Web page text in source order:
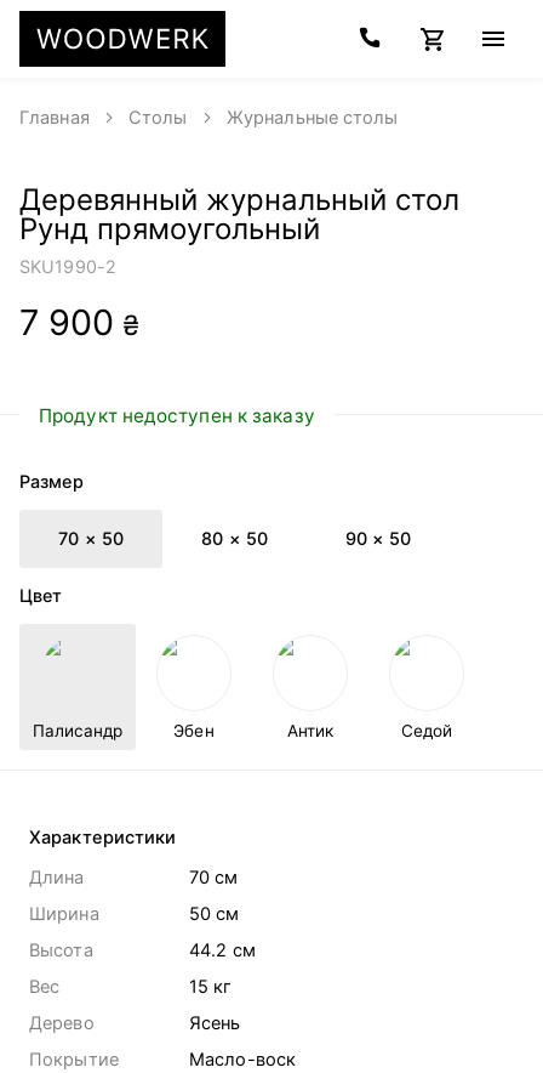
Главная Столы Журнальные столы
Деревянный журнальный стол
Рунд прямоугольный
SKU1990-2
7 900 ₴
Продукт недоступен к заказу
Размер
70 × 50 80 × 50 90 × 50
Цвет
Палисандр Эбен Антик Седой
Характеристики
Длина
70 cм
Ширина
50 cм
Высота
44.2 cм
Вес
15 кг
Дерево
Ясень
Покрытие
Масло-воск